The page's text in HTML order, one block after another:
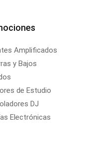
Amplificados
y Bajos
de Estudio
DJ
Electrónicas